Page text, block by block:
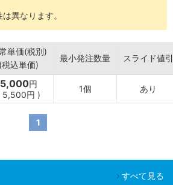
できるオールマイティに使えるシート
ラス装飾などさまざまな用途に使用可能
室、遮光などに
字として
異なります。
単価(税別)
(税込単価)
最小発注数量 スライド値引
5,000円
5,500円 )
1個 あり
1
すべて見る